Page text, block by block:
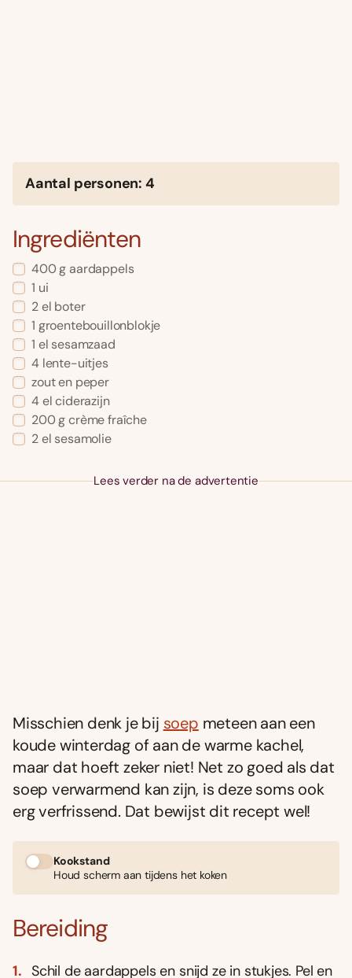
Aantal personen: 4
Ingrediënten
400 g aardappels
1 ui
2 el boter
1 groentebouillonblokje
1 el sesamzaad
4 lente-uitjes
zout en peper
4 el ciderazijn
200 g crème fraîche
2 el sesamolie
Lees verder na de advertentie
Misschien denk je bij soep meteen aan een
koude winterdag of aan de warme kachel,
maar dat hoeft zeker niet! Net zo goed als dat
soep verwarmend kan zijn, is deze soms ook
erg verfrissend. Dat bewijst dit recept wel!
Kookstand
Houd scherm aan tijdens het koken
Bereiding
Schil de aardappels en snijd ze in stukjes. Pel en